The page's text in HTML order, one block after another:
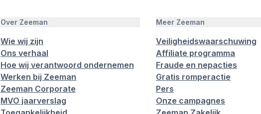
Over Zeeman
Wie wij zijn
Ons verhaal
Hoe wij verantwoord ondernemen
Werken bij Zeeman
Zeeman Corporate
MVO jaarverslag
Meer Zeeman
Veiligheidswaarschuwing
Affiliate programma
Fraude en nepacties
Gratis romperactie
Pers
Onze campagnes